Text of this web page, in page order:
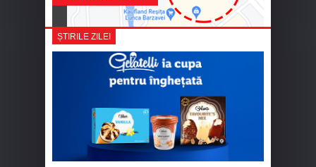
ȘTIRILE ZILEI